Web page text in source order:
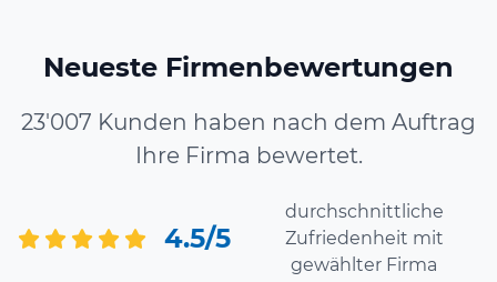
Neueste Firmenbewertungen
23'007 Kunden haben nach dem Auftrag
Ihre Firma bewertet.
4.5/5
durchschnittliche
Zufriedenheit mit
gewählter Firma